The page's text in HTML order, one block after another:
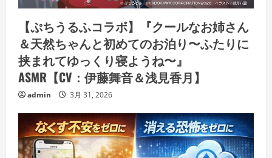
【ぷちうるふコラボ】『クールなお姉さん
＆天然ちゃんと初めてのお泊り〜ふたりに
挟まれてゆっくり寝ようね〜』
ASMR【CV：伊藤舞音＆浅見香月】
admin 3月 31, 2026